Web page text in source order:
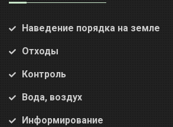
Наведение порядка на земле
Отходы
Контроль
Вода, воздух
Информирование